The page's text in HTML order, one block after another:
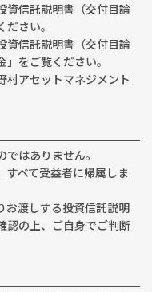
資信託説明書（交付目論
さい。
資信託説明書（交付目論
をご覧ください。
村アセットマネジメント
はありません。
すべて受益者に帰属しま
お渡しする投資信託説明
認の上、ご自身でご判断